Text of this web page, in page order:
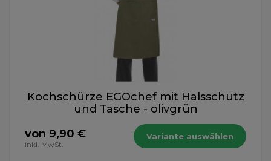
Kochschürze EGOchef mit Halsschutz
und Tasche - olivgrün
von 9,90 €
inkl. MwSt.
Variante auswählen